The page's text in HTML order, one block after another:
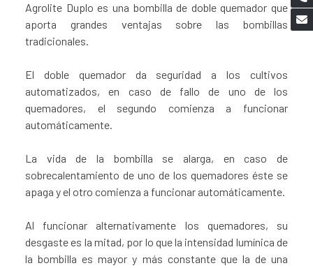
Agrolite Duplo es una bombilla de doble quemador que
aporta grandes ventajas sobre las bombillas
tradicionales.
El doble quemador da seguridad a los cultivos
automatizados, en caso de fallo de uno de los
quemadores, el segundo comienza a funcionar
automáticamente.
La vida de la bombilla se alarga, en caso de
sobrecalentamiento de uno de los quemadores éste se
apaga y el otro comienza a funcionar automáticamente.
Al funcionar alternativamente los quemadores, su
desgaste es la mitad, por lo que la intensidad lumínica de
la bombilla es mayor y más constante que la de una